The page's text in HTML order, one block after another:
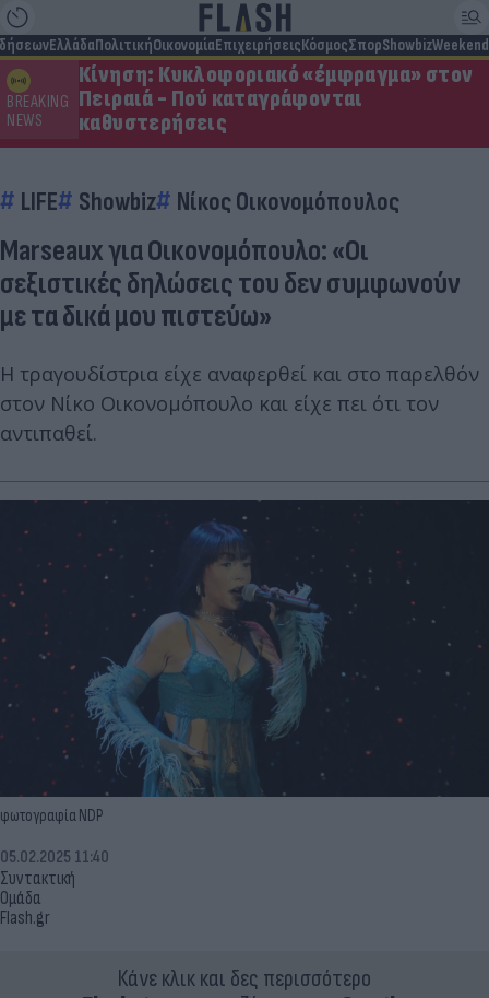
ΕλλάδαΠολιτικήΟικονομίαΕπιχειρήσειςΚόσμοςΣπορShowbizWeekend
BREAKING
NEWS
Κίνηση: Κυκλοφοριακό «έμφραγμα» στον
Πειραιά - Πού καταγράφονται
καθυστερήσεις
LIFE Showbiz Νίκος Οικονομόπουλος
Marseaux για Οικονομόπουλο: «Οι
σεξιστικές δηλώσεις του δεν συμφωνούν
με τα δικά μου πιστεύω»
Η τραγουδίστρια είχε αναφερθεί και στο παρελθόν
στον Νίκο Οικονομόπουλο και είχε πει ότι τον
αντιπαθεί.
φωτογραφία NDP
Συντακτική
Ομάδα
Flash.gr
05.02.2025 11:40
Κάνε κλικ και δες περισσότερο